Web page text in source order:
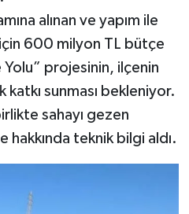
alınan ve yapım ile
600 milyon TL bütçe
Yolu” projesinin, ilçenin
katkı sunması bekleniyor.
sahayı gezen
teknik bilgi aldı.